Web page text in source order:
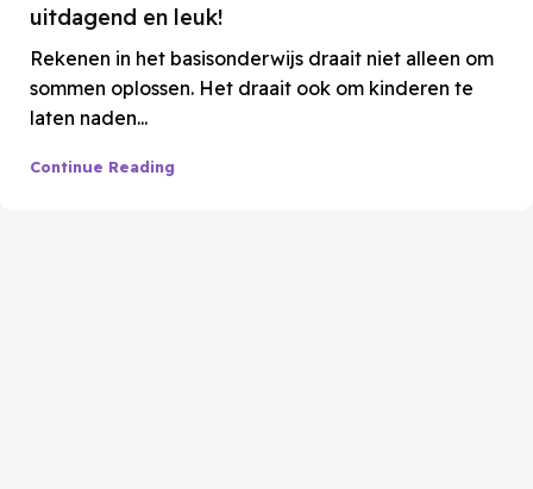
uitdagend en leuk!
Rekenen in het basisonderwijs draait niet alleen om
sommen oplossen. Het draait ook om kinderen te
laten naden...
Continue Reading